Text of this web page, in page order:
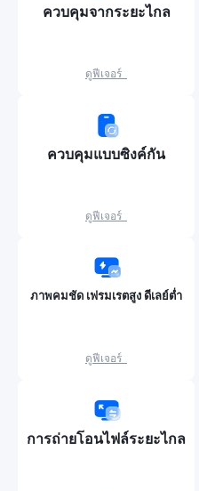
ควบคุมจากระยะไกล
ควบคุมแบบซิงค์กัน
ภาพคมชัด เฟรมเรตสูง ดีเลย์ต่ำ
การถ่ายโอนไฟล์ระยะไกล